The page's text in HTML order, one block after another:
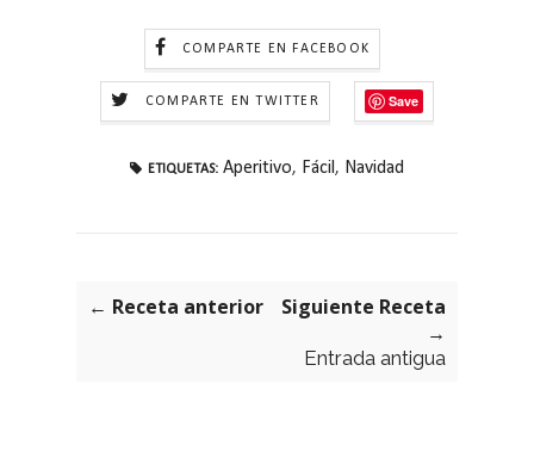
COMPARTE EN FACEBOOK
COMPARTE EN TWITTER Save
ETIQUETAS: Aperitivo, Fácil , Navidad
← Receta anterior
Siguiente Receta
→
Entrada antigua